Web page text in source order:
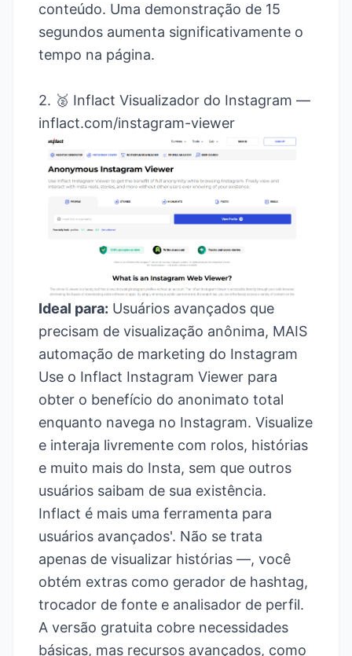
conteúdo. Uma demonstração de 15
segundos aumenta significativamente o
tempo na página.
2. 🥈 Inflact Visualizador do Instagram —
inflact.com/instagram-viewer
Ideal para: Usuários avançados que
precisam de visualização anônima, MAIS
automação de marketing do Instagram
Use o Inflact Instagram Viewer para
obter o benefício do anonimato total
enquanto navega no Instagram. Visualize
e interaja livremente com rolos, histórias
e muito mais do Insta, sem que outros
usuários saibam de sua existência.
Inflact é mais uma ferramenta para
usuários avançados'. Não se trata
apenas de visualizar histórias —, você
obtém extras como gerador de hashtag,
trocador de fonte e analisador de perfil.
A versão gratuita cobre necessidades
básicas, mas recursos avançados, como